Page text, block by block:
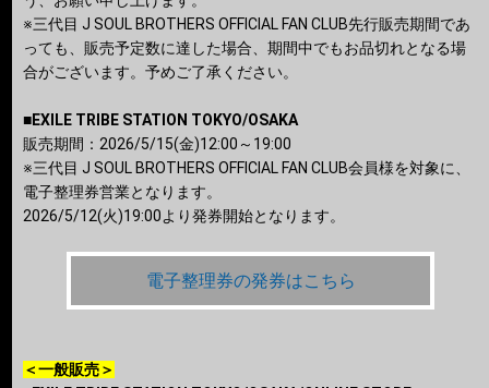
※三代目 J SOUL BROTHERS OFFICIAL FAN CLUB先行販売期間であ
っても、販売予定数に達した場合、期間中でもお品切れとなる場
合がございます。予めご了承ください。
■EXILE TRIBE STATION TOKYO/OSAKA
販売期間：2026/5/15(金)12:00～19:00
※三代目 J SOUL BROTHERS OFFICIAL FAN CLUB会員様を対象に、
電子整理券営業となります。
2026/5/12(火)19:00より発券開始となります。
電子整理券の発券はこちら
＜一般販売＞